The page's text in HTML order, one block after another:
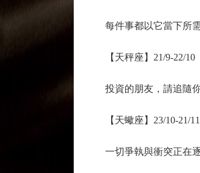
每件事都以它當下所需
【天秤座】21/9-22/10
投資的朋友，請追隨你
【天蠍座】23/10-21/11
一切爭執與衝突正在逐